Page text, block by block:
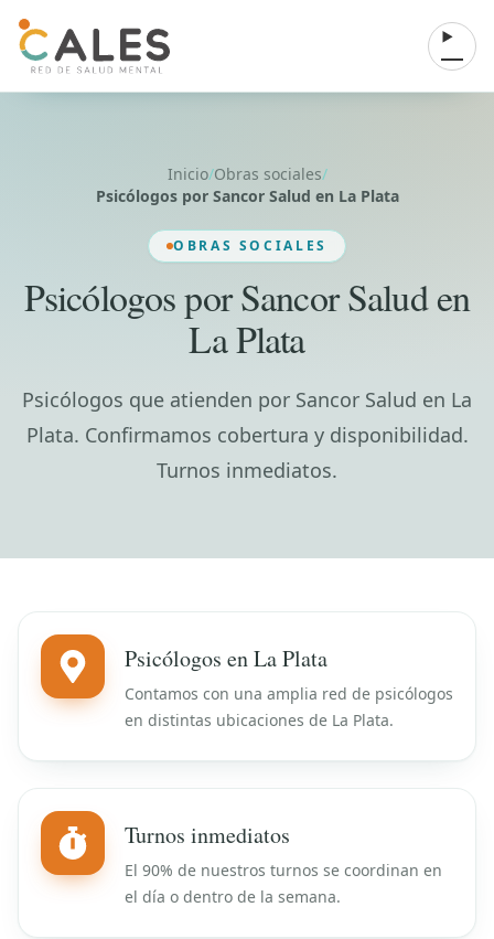
Abrir
Inicio/Obras sociales/
Psicólogos por Sancor Salud en La Plata
OBRAS SOCIALES
Psicólogos por Sancor Salud en
La Plata
Psicólogos que atienden por Sancor Salud en La
Plata. Confirmamos cobertura y disponibilidad.
Turnos inmediatos.
Psicólogos en La Plata
Contamos con una amplia red de psicólogos
en distintas ubicaciones de La Plata.
Turnos inmediatos
El 90% de nuestros turnos se coordinan en
el día o dentro de la semana.